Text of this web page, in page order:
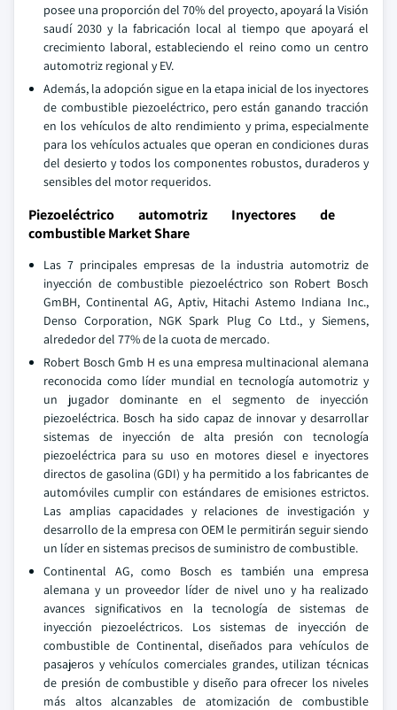
posee una proporción del 70% del proyecto, apoyará la Visión
saudí 2030 y la fabricación local al tiempo que apoyará el
crecimiento laboral, estableciendo el reino como un centro
automotriz regional y EV.
Además, la adopción sigue en la etapa inicial de los inyectores
de combustible piezoeléctrico, pero están ganando tracción
en los vehículos de alto rendimiento y prima, especialmente
para los vehículos actuales que operan en condiciones duras
del desierto y todos los componentes robustos, duraderos y
sensibles del motor requeridos.
Piezoeléctrico automotriz Inyectores de
combustible Market Share
Las 7 principales empresas de la industria automotriz de
inyección de combustible piezoeléctrico son Robert Bosch
GmBH, Continental AG, Aptiv, Hitachi Astemo Indiana Inc.,
Denso Corporation, NGK Spark Plug Co Ltd., y Siemens,
alrededor del 77% de la cuota de mercado.
Robert Bosch Gmb H es una empresa multinacional alemana
reconocida como líder mundial en tecnología automotriz y
un jugador dominante en el segmento de inyección
piezoeléctrica. Bosch ha sido capaz de innovar y desarrollar
sistemas de inyección de alta presión con tecnología
piezoeléctrica para su uso en motores diesel e inyectores
directos de gasolina (GDI) y ha permitido a los fabricantes de
automóviles cumplir con estándares de emisiones estrictos.
Las amplias capacidades y relaciones de investigación y
desarrollo de la empresa con OEM le permitirán seguir siendo
un líder en sistemas precisos de suministro de combustible.
Continental AG, como Bosch es también una empresa
alemana y un proveedor líder de nivel uno y ha realizado
avances significativos en la tecnología de sistemas de
inyección piezoeléctricos. Los sistemas de inyección de
combustible de Continental, diseñados para vehículos de
pasajeros y vehículos comerciales grandes, utilizan técnicas
de presión de combustible y diseño para ofrecer los niveles
más altos alcanzables de atomización de combustible